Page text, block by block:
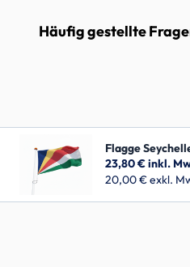
Häufig gestellte
Flagge
20,00 €exkl.
23,80 €inkl.